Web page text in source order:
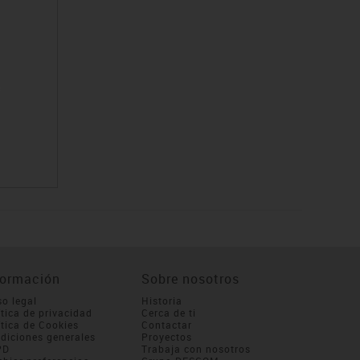
legal
de privacidad
de Cookies
generales
Sobre nosotros
Historia
Cerca de ti
Contactar
Proyectos
Trabaja con nosotros